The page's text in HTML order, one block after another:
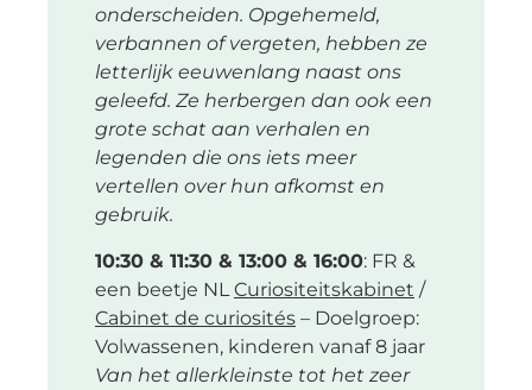
onderscheiden. Opgehemeld,
verbannen of vergeten, hebben ze
letterlijk eeuwenlang naast ons
geleefd. Ze herbergen dan ook een
grote schat aan verhalen en
legenden die ons iets meer
vertellen over hun afkomst en
gebruik.
10:30 & 11:30 & 13:00 & 16:00: FR &
een beetje NL Curiositeitskabinet /
Cabinet de curiosités – Doelgroep:
Volwassenen, kinderen vanaf 8 jaar
Van het allerkleinste tot het zeer